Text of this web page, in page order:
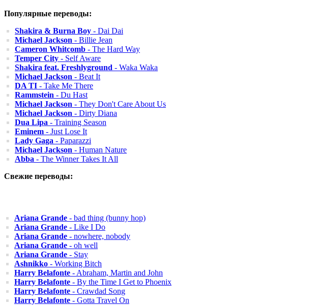
Популярные переводы:
Shakira & Burna Boy - Dai Dai
Michael Jackson - Billie Jean
Cameron Whitcomb - The Hard Way
Temper City - Self Aware
Shakira feat. Freshlyground - Waka Waka
Michael Jackson - Beat It
DA TI - Take Me There
Rammstein - Du Hast
Michael Jackson - They Don't Care About Us
Michael Jackson - Dirty Diana
Dua Lipa - Training Season
Eminem - Just Lose It
Lady Gaga - Paparazzi
Michael Jackson - Human Nature
Abba - The Winner Takes It All
Свежие переводы:
Ariana Grande - bad thing (bunny hop)
Ariana Grande - Like I Do
Ariana Grande - nowhere, nobody
Ariana Grande - oh well
Ariana Grande - Stay
Ashnikko - Working Bitch
Harry Belafonte - Abraham, Martin and John
Harry Belafonte - By the Time I Get to Phoenix
Harry Belafonte - Crawdad Song
Harry Belafonte - Gotta Travel On